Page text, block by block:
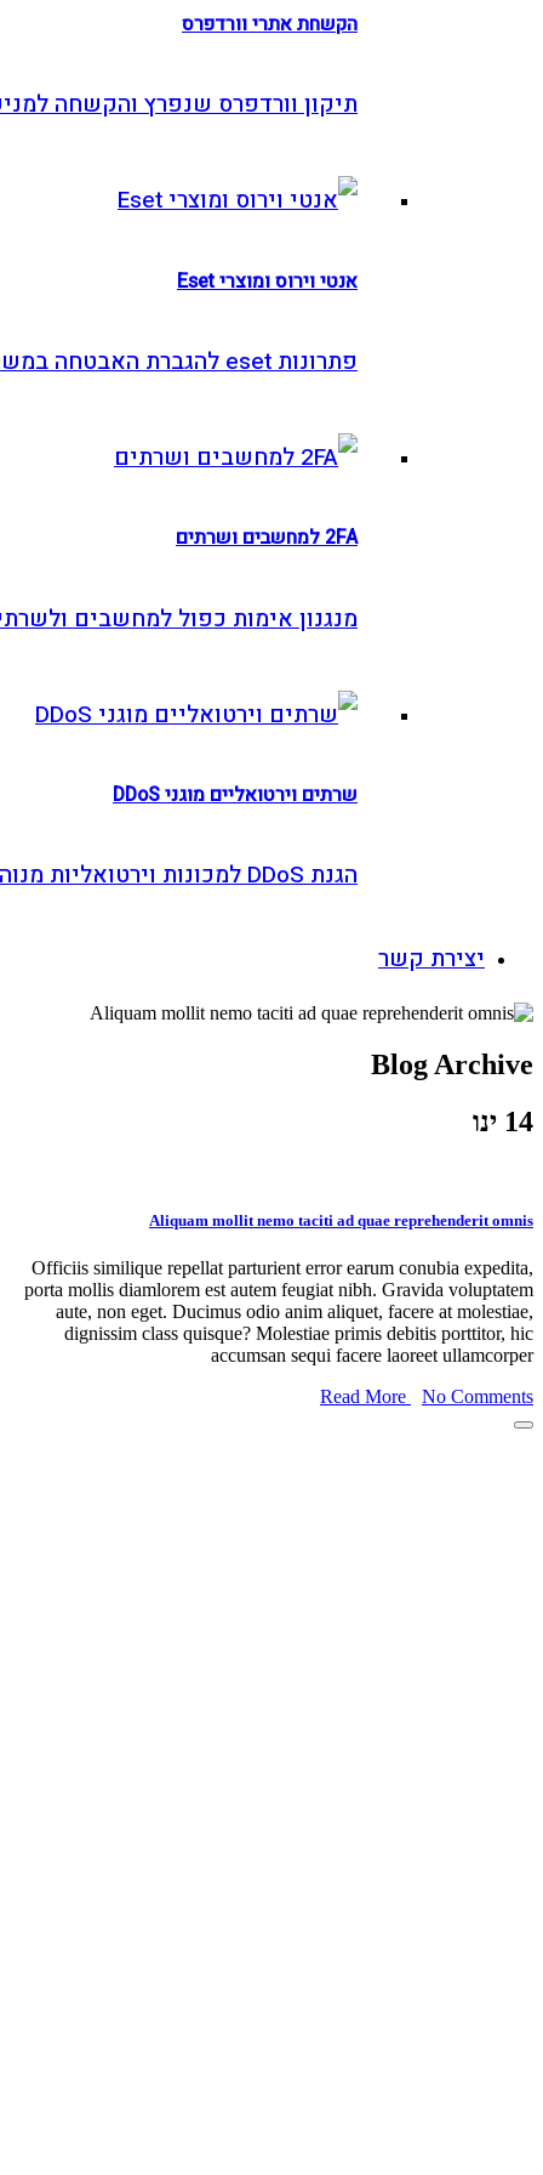
הקשחת אתרי וורדפרס
תיקון וורדפרס שנפרץ והקשחה למניעה
אנטי וירוס ומוצרי Eset
פתרונות eset להגברת האבטחה במשרד
מנגנון אימות כפול למחשבים ולשרתים
שרתים וירטואליים מוגני DDoS
קשר
Blog
Aliquam mollit nemo taciti ad quae
Officiis similique repellat parturient error earum conubia
porta mollis diamlorem est autem feugiat nibh. Gravida
aute, non eget. Ducimus odio anim aliquet, facere at
dignissim class quisque? Molestiae primis debitis
accumsan sequi facere laoreet
Read More No